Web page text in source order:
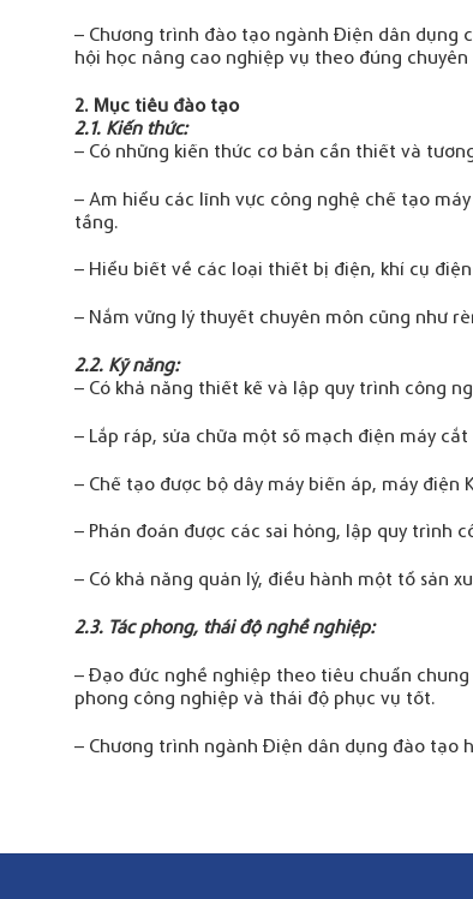
– Chương trình đào tạo ngành Điện dân dụng
hội học nâng cao nghiệp vụ theo đúng
2. Mục tiêu đào tạo
2.1. Kiến thức:
– Có những kiến thức cơ bản cần thiết và
– Am hiểu các lĩnh vực công nghệ chế tạo
tầng.
– Hiểu biết về các loại thiết bị điện, khí cụ
– Nắm vững lý thuyết chuyên môn cũng như
2.2. Kỹ năng:
– Có khả năng thiết kế và lập quy trình công
– Lắp ráp, sửa chữa một số mạch điện máy
– Chế tạo được bộ dây máy biến áp, máy điện
– Phán đoán được các sai hỏng, lập quy trình
– Có khả năng quản lý, điều hành một tổ sản
2.3. Tác phong, thái độ nghề nghiệp:
– Đạo đức nghề nghiệp theo tiêu chuẩn
phong công nghiệp và thái độ phục vụ tốt.
– Chương trình ngành Điện dân dụng đào tạo